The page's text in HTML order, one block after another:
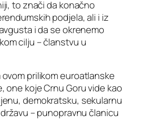
to znači da konačno
podjela, ali i iz
i da se okrenemo
cilju – članstvu u
ovom prilikom euroatlanske
one koje Crnu Goru vide kao
demokratsku, sekularnu
– punopravnu članicu